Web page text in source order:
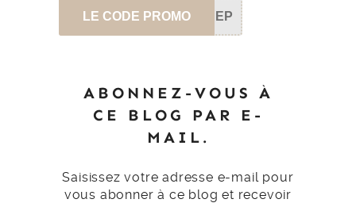
LE CODE PROMO SEP
ABONNEZ-VOUS À
CE BLOG PAR E-
MAIL.
Saisissez votre adresse e-mail pour
vous abonner à ce blog et recevoir